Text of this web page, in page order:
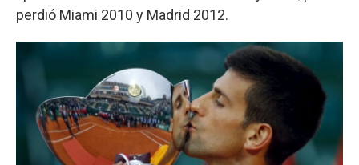
perdió Miami 2010 y Madrid 2012.